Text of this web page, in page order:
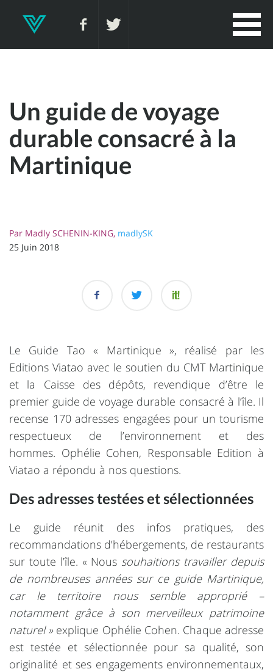
Un guide de voyage
durable consacré à la
Martinique
Par Madly SCHENIN-KING, madlySK
25 Juin 2018
Le Guide Tao « Martinique », réalisé par les
Editions Viatao avec le soutien du CMT Martinique
et la Caisse des dépôts, revendique d’être le
premier guide de voyage durable consacré à l’île. Il
recense 170 adresses engagées pour un tourisme
respectueux de l’environnement et des
hommes. Ophélie Cohen, Responsable Edition à
Viatao a répondu à nos questions.
Des adresses testées et sélectionnées
Le guide réunit des infos pratiques, des
recommandations d’hébergements, de restaurants
sur toute l’île. « Nous souhaitions travailler depuis
de nombreuses années sur ce guide Martinique,
car le territoire nous semble approprié –
notamment grâce à son merveilleux patrimoine
naturel »explique Ophélie Cohen. Chaque adresse
est testée et sélectionnée pour sa qualité, son
originalité et ses engagements environnementaux,